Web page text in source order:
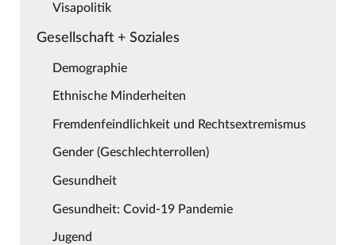
Visapolitik
Gesellschaft + Soziales
Demographie
Ethnische Minderheiten
Fremdenfeindlichkeit und Rechtsextremismus
Gender (Geschlechterrollen)
Gesundheit
Gesundheit: Covid-19 Pandemie
Jugend